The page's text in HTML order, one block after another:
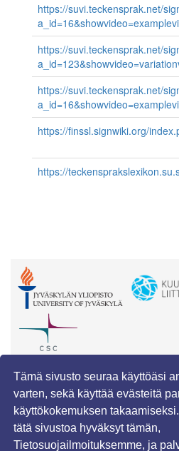
Tämä sivusto seuraa käyttöäsi
varten, sekä käyttää evästeitä
käyttökokemuksen
tätä sivustoa hyväksyt tämän,
Tietosuojailmoituksemme, ja
https://suvi.teckensprak.net/
https://suvi.teckensprak.net/
https://suvi.teckensprak.net/
https://finssl.signwiki.org/
https://